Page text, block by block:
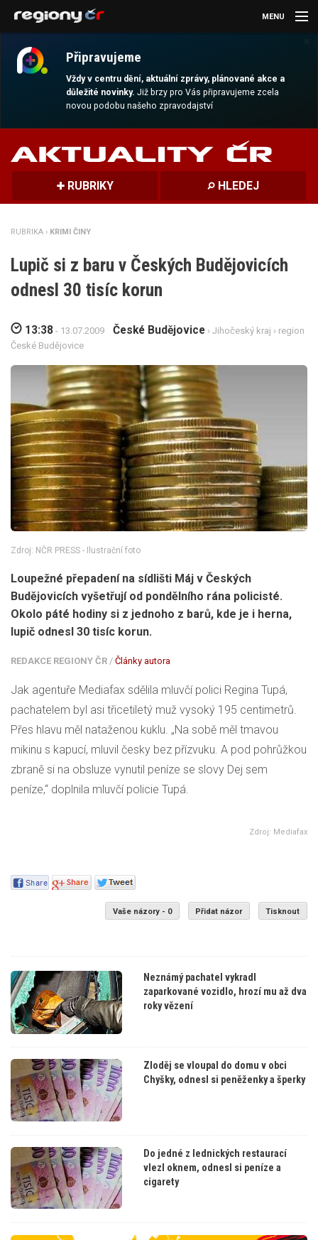
Připravujeme
Vždy v centru dění, aktuální zprávy, plánované akce a
důležité novinky.Již brzy pro Vás připravujeme zcela
novou podobu našeho zpravodajství
MENU
AKTUALITY
MAGAZÍN
DALŠÍ
REGION
RUBRIKY HLEDEJ
RUBRIKA › KRIMI ČINY
Lupič si z baru v Českých Budějovicích
odnesl 30 tisíc korun
13:38 - 13.07.2009 České Budějovice › Jihočeský kraj › region
České Budějovice
Zdroj: NČR PRESS - Ilustrační foto
Loupežné přepadení na sídlišti Máj v Českých
Budějovicích vyšetřují od pondělního rána policisté.
Okolo páté hodiny si z jednoho z barů, kde je i herna,
lupič odnesl 30 tisíc korun.
REDAKCE REGIONY ČR / Články autora
Jak agentuře Mediafax sdělila mluvčí polici Regina Tupá,
pachatelem byl asi třicetiletý muž vysoký 195 centimetrů.
Přes hlavu měl nataženou kuklu. „Na sobě měl tmavou
mikinu s kapucí, mluvil česky bez přízvuku. A pod pohrůžkou
zbraně si na obsluze vynutil peníze se slovy Dej sem
peníze,“ doplnila mluvčí policie Tupá.
Zdroj: Mediafax
Vaše názory - 0 Přidat názor Tisknout
Neznámý pachatel vykradl
zaparkované vozidlo, hrozí mu až dva
roky vězení
Zloděj se vloupal do domu v obci
Chyšky, odnesl si peněženky a šperky
Do jedné z lednických restaurací
vlezl oknem, odnesl si peníze a
cigarety